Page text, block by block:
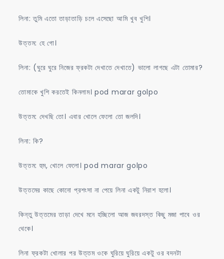
লিনা: তুমি এতো তাড়াতাড়ি চলে এসেছো আমি খুব খুশি।
উত্তম: হে গো।
লিনা: (ঘুরে ঘুরে নিজের ফ্রকটা দেখাতে দেখাতে) ভালো লাগছে এটা তোমার?
তোমাকে খুশি করতেই কিনলাম। pod marar golpo
উত্তম: দেখছি তো। এবার খোলে ফেলো তো জলদি।
লিনা: কি?
উত্তম: হুম, খোলে ফেলো। pod marar golpo
উত্তমের কাছে কোনো প্রশংসা না পেয়ে লিনা একটু নিরাশ হলো।
কিন্তু উত্তমের তাড়া দেখে মনে হচ্ছিলো আজ জবরদস্ত কিছু মজা পাবে ওর
থেকে।
লিনা ফ্রকটা খোলার পর উত্তম ওকে ঘুরিয়ে ঘুরিয়ে একটু ওর বদনটা